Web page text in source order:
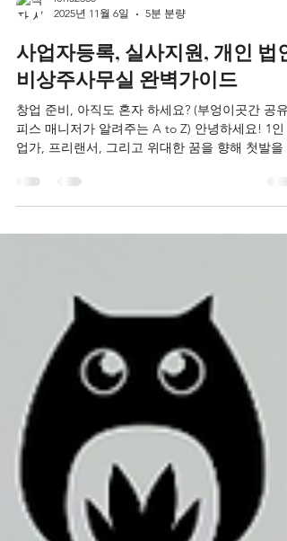
lena2355
2025년 11월 6일
5분 분량
사업자등록, 실사지원, 개인 법인
비상주사무실 완벽가이드
창업 준비, 아직도 혼자 하세요? (부엉이곳간 공유
업가, 프리랜서, 그리고 위대한 꿈을 향해 첫발을
딛는 모든 창업가 여러분. 저는 수많은 열정과 아이
사무실 마련까지, 신경 써야 할 일이 산더미처럼 느
껴지실 겁니다. 특히 밤새워 구상한 빛나는 아이디
어를 마음껏 펼쳐낼 나만의 공간, 그 첫 번째 베이
캠프를 찾는 일은가장 큰 고민이자 중요한 결정입
다. 그래서 오늘, 제가 여러분의 든든한 파트너가
어드릴게요. 창업에 꼭 필요한 실질적인 꿀팁부터,
왜 수많은 디지털 노마드들이 홍대-합정으로 모이
지에 대한 이야기, 그리고 여러분의 성공적인 비즈
니스를 위한 최적의 공간 '부엉이곳간'의 모든 것을
아낌없이 소개해 드리겠습니다. 1. 당신의 시작을